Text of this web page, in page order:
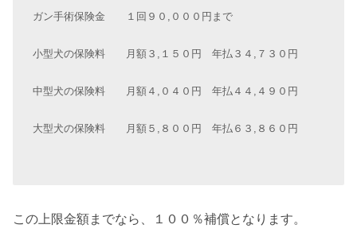
ガン手術保険金 １回９０,０００円まで
小型犬の保険料 月額３,１５０円 年払３４,７３０円
中型犬の保険料 月額４,０４０円 年払４４,４９０円
大型犬の保険料 月額５,８００円 年払６３,８６０円
この上限金額までなら、１００％補償となります。